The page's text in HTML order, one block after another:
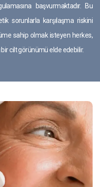
başvurmaktadır. Bu
sorunlarla karşılaşma riskini
sahip olmak isteyen herkes,
cilt görünümü elde edebilir.